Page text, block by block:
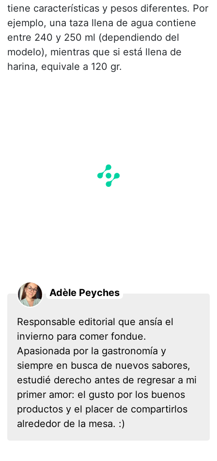
tiene características y pesos diferentes. Por
ejemplo, una taza llena de agua contiene
entre 240 y 250 ml (dependiendo del
modelo), mientras que si está llena de
harina, equivale a 120 gr.
Adèle Peyches
Responsable editorial que ansía el
invierno para comer fondue.
Apasionada por la gastronomía y
siempre en busca de nuevos sabores,
estudié derecho antes de regresar a mi
primer amor: el gusto por los buenos
productos y el placer de compartirlos
alrededor de la mesa. :)